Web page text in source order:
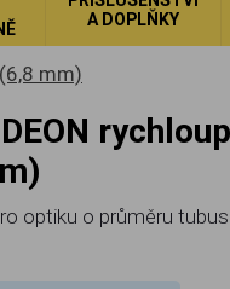
A DOPLŇKY
mm)
optiku o průměru